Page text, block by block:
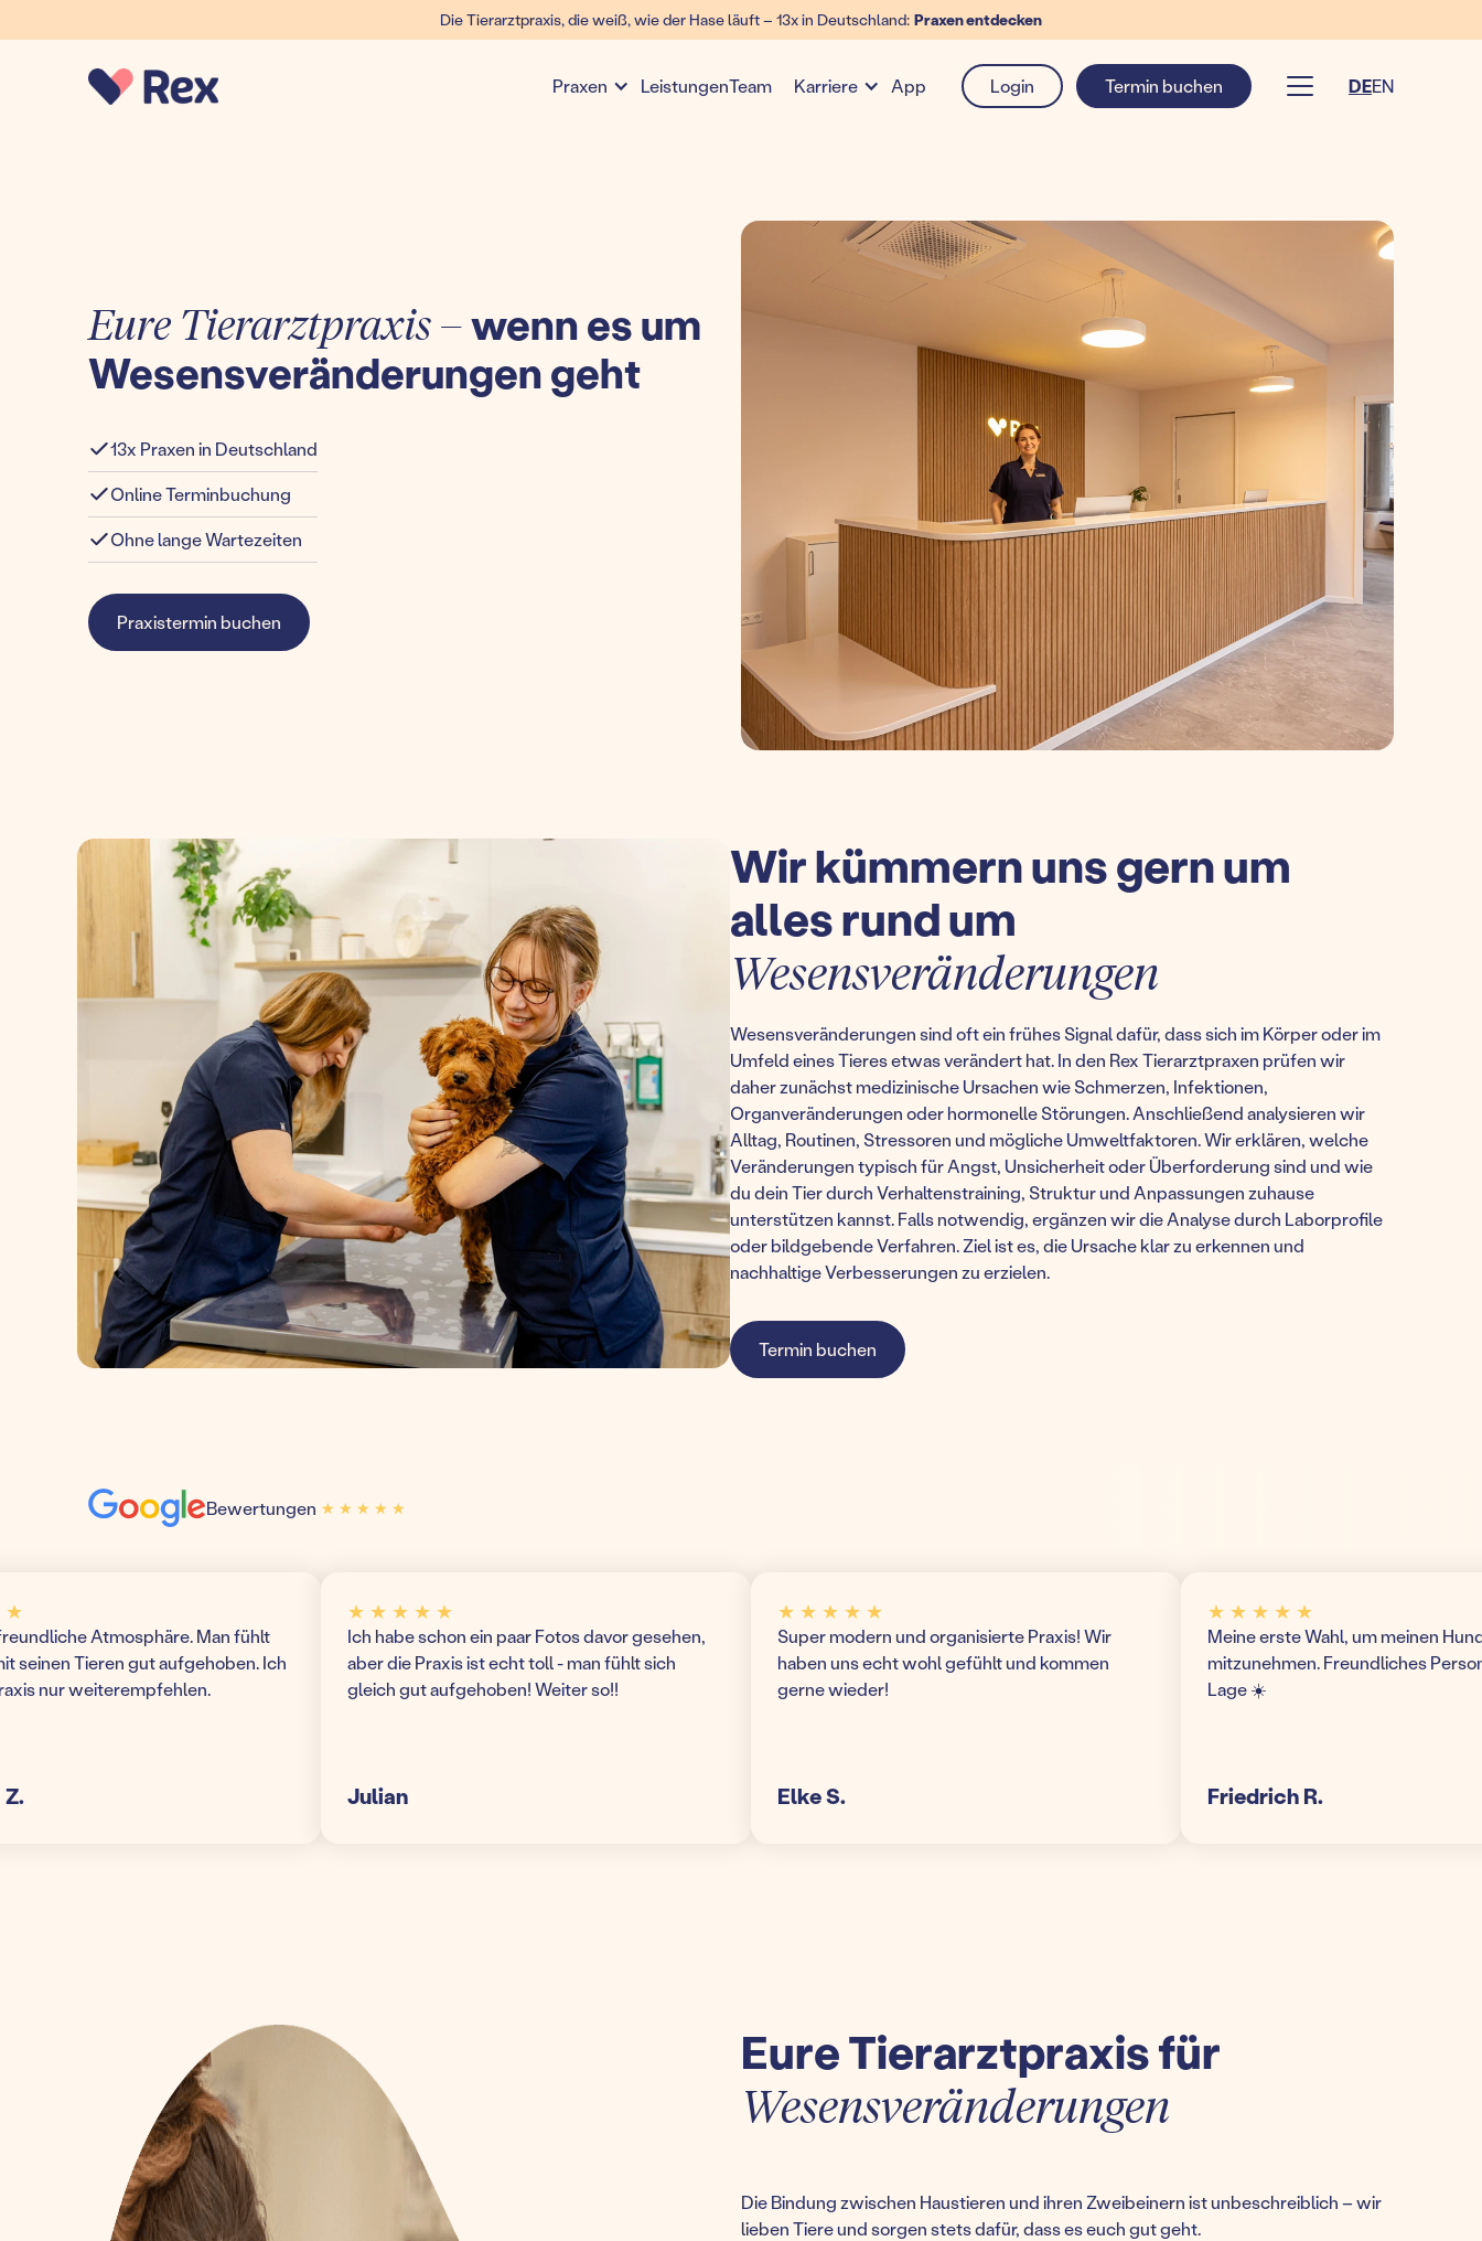
Die Tierarztpraxis, die weiß, wie der Hase läuft – 13x in Deutschland: Praxen entdecken
Praxen LeistungenTeam Karriere App Login Termin buchen DEEN
Eure Tierarztpraxis –wenn es um
Wesensveränderungen geht
13x Praxen in Deutschland
Online Terminbuchung
Ohne lange Wartezeiten
Praxistermin buchen
Wir kümmern uns gern um
alles rund um
Wesensveränderungen
Wesensveränderungen sind oft ein frühes Signal dafür, dass sich im Körper oder im
Umfeld eines Tieres etwas verändert hat. In den Rex Tierarztpraxen prüfen wir
daher zunächst medizinische Ursachen wie Schmerzen, Infektionen,
Organveränderungen oder hormonelle Störungen. Anschließend analysieren wir
Alltag, Routinen, Stressoren und mögliche Umweltfaktoren. Wir erklären, welche
Veränderungen typisch für Angst, Unsicherheit oder Überforderung sind und wie
du dein Tier durch Verhaltenstraining, Struktur und Anpassungen zuhause
unterstützen kannst. Falls notwendig, ergänzen wir die Analyse durch Laborprofile
oder bildgebende Verfahren. Ziel ist es, die Ursache klar zu erkennen und
nachhaltige Verbesserungen zu erzielen.
Termin buchen
Bewertungen ★ ★ ★ ★ ★
★ ★ ★ ★ ★
Atmosphäre. Man fühlt
Tieren gut aufgehoben. Ich
nur weiterempfehlen.
★ ★ ★ ★ ★
Ich habe schon ein paar Fotos davor gesehen,
aber die Praxis ist echt toll - man fühlt sich
gleich gut aufgehoben! Weiter so!!
Julian
★ ★ ★ ★ ★
Super modern und organisierte Praxis! Wir
haben uns echt wohl gefühlt und kommen
gerne wieder!
Elke S.
★ ★ ★ ★ ★
Meine erste Wahl, um meinen Hund
mitzunehmen. Freundliches Personal
Lage ☀️
Friedrich R.
Eure Tierarztpraxis für
Wesensveränderungen
Die Bindung zwischen Haustieren und ihren Zweibeinern ist unbeschreiblich – wir
lieben Tiere und sorgen stets dafür, dass es euch gut geht.